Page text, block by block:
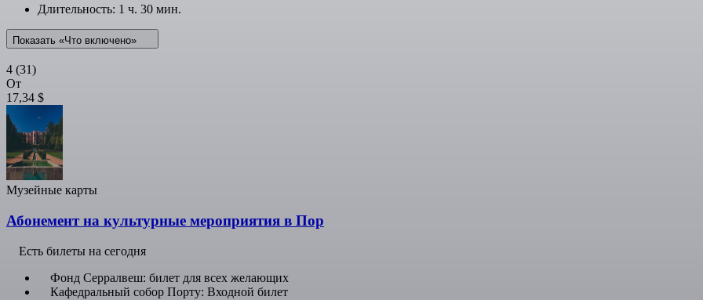
Длительность: 1 ч. 30 мин.
Показать «Что включено»
4 (31)
От
17,34 $
Музейные карты
Абонемент на культурные мероприятия в Пор
Есть билеты на сегодня
Фонд Серралвеш: билет для всех желающих
Кафедральный собор Порту: Входной билет